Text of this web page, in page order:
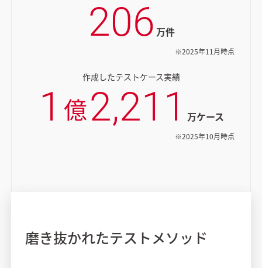
206 万件
※2025年11月時点
作成したテストケース実績
1 億2,211 万ケース
※2025年10月時点
磨き抜かれたテストメソッド